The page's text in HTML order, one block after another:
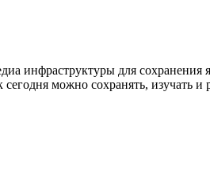
инфраструктуры для
можно сохранять, изучать и